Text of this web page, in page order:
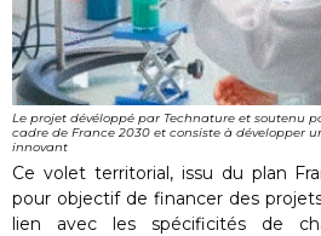
Le projet dévéloppé par Technature et soutenu
cadre de France 2030 et consiste à développer
innovant
Ce volet territorial, issu du plan
pour objectif de financer des
lien avec les spécificités de